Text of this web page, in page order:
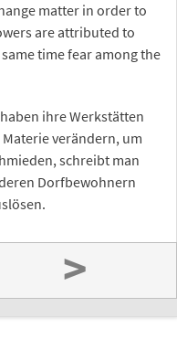
matter in order to
are attributed to
time fear among the
ihre Werkstätten
verändern, um
schreibt man
Dorfbewohnern
>